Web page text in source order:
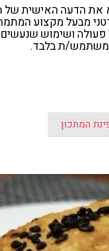
את הדעה האישית של
מבעל מקצוע
פעולה ושימוש
המשתמש/ת בלבד.
המתכון